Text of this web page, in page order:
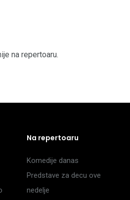
na repertoaru.
Na repertoaru
Komedije danas
Predstave za decu ove
nedelje